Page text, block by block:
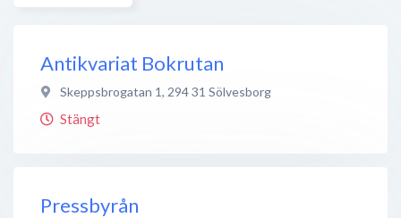
Antikvariat Bokrutan
Skeppsbrogatan 1, 294 31 Sölvesborg
Stängt
Pressbyrån